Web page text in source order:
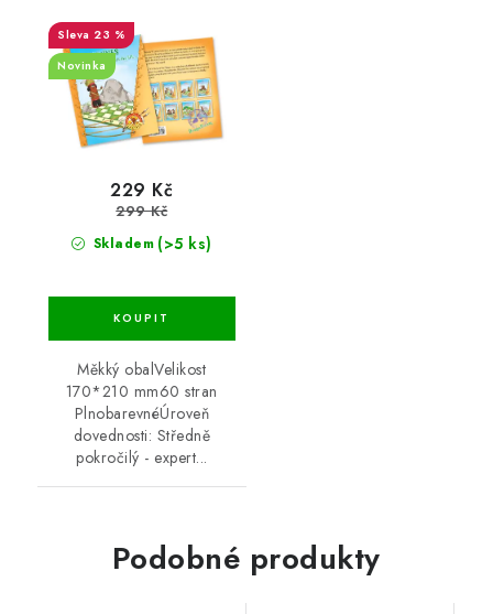
23 %
Novinka
Skladem (>5 ks)
229 Kč
299 Kč
Měkký obalVelikost
170*210 mm60 stran
PlnobarevnéÚroveň
dovednosti: Středně
pokročilý - expert...
Podobné produkty